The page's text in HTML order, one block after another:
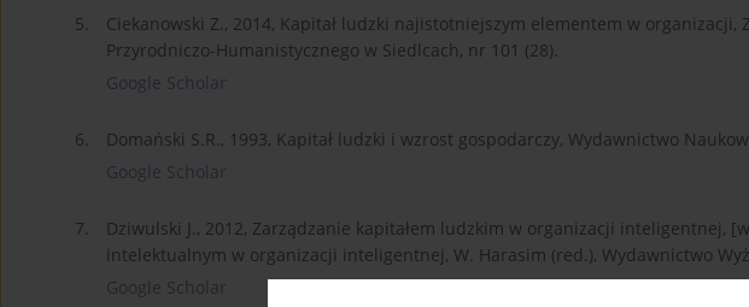
5.
Ciekanowski Z., 2014, Kapitał ludzki najistotniejszym elementem w organizacji,
Przyrodniczo-Humanistycznego w Siedlcach, nr 101 (28).
Google Scholar
6.
Domański S.R., 1993, Kapitał ludzki i wzrost gospodarczy, Wydawnictwo
Google Scholar
7.
Dziwulski J., 2012, Zarządzanie kapitałem ludzkim w organizacji inteligentnej,
intelektualnym w organizacji inteligentnej, W. Harasim (red.), Wydawnictwo
Google Scholar